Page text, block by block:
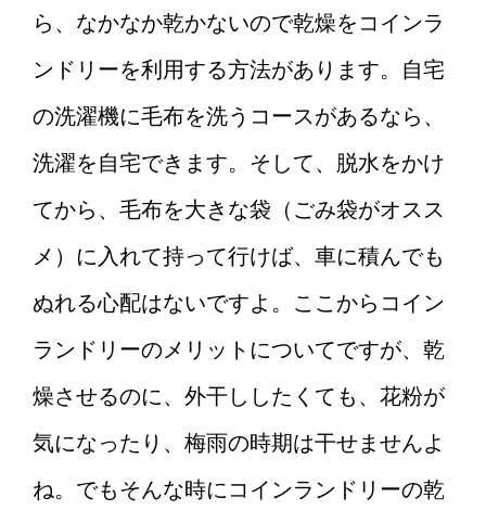
親族への香典を渡すタイミン
グはいつがいい？
バイクを始める女性初心者に
おすすめなバイクと操作のコ
レンタルしたDVDが途中で止
まる場合、お店側にも伝えま
彼女と旅行♪一泊二日で行くな
ら、なかなか乾かないので乾燥をコインラ
ンドリーを利用する方法があります。自宅
の洗濯機に毛布を洗うコースがあるなら、
洗濯を自宅できます。そして、脱水をかけ
てから、毛布を大きな袋（ごみ袋がオスス
メ）に入れて持って行けば、車に積んでも
ぬれる心配はないですよ。ここからコイン
ランドリーのメリットについてですが、乾
燥させるのに、外干ししたくても、花粉が
気になったり、梅雨の時期は干せませんよ
ね。でもそんな時にコインランドリーの乾